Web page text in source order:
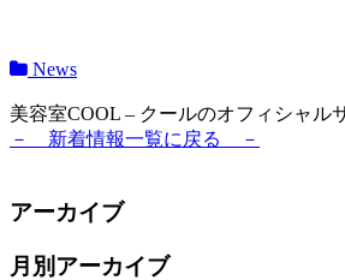
News
美容室COOL – クールのオフィシャル
－ 新着情報一覧に戻る －
アーカイブ
月別アーカイブ